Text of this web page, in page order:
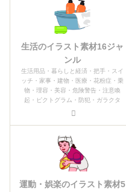
生活のイラスト素材16ジャ
ンル
生活用品・暮らしと経済・把手・スイ
ッチ・家事・建物・医療・花粉症・乗
物・理容・美容・危険警告・注意喚
起・ピクトグラム・防犯・ガラクタ
運動・娯楽のイラスト素材5